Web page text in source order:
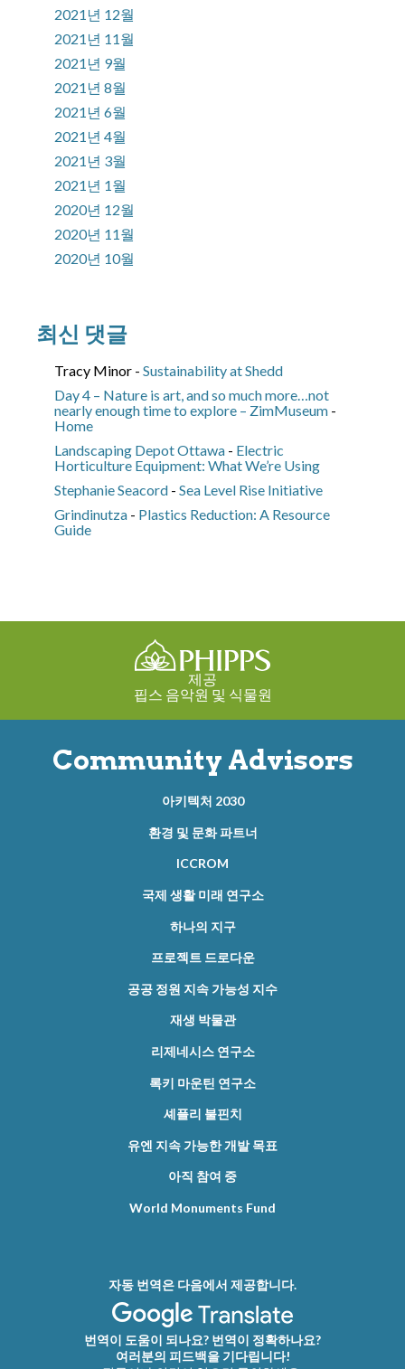
2021년 12월
2021년 11월
2021년 9월
2021년 8월
2021년 6월
2021년 4월
2021년 3월
2021년 1월
2020년 12월
2020년 11월
2020년 10월
최신 댓글
Tracy Minor - Sustainability at Shedd
Day 4 – Nature is art, and so much more…not
nearly enough time to explore – ZimMuseum -
Home
Landscaping Depot Ottawa - Electric
Horticulture Equipment: What We’re Using
Stephanie Seacord - Sea Level Rise Initiative
Grindinutza - Plastics Reduction: A Resource
Guide
제공
핍스 음악원 및 식물원
Community Advisors
아키텍처 2030
환경 및 문화 파트너
ICCROM
국제 생활 미래 연구소
하나의 지구
프로젝트 드로다운
공공 정원 지속 가능성 지수
재생 박물관
리제네시스 연구소
록키 마운틴 연구소
셰플리 불핀치
유엔 지속 가능한 개발 목표
아직 참여 중
World Monuments Fund
자동 번역은 다음에서 제공합니다.
번역이 도움이 되나요? 번역이 정확하나요?
여러분의 피드백을 기다립니다!